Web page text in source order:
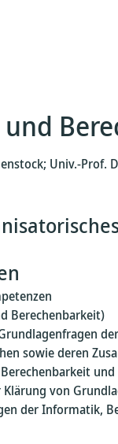
Univ.-Prof.
Berechenbarkeit)
sowie deren
von
der Informatik,